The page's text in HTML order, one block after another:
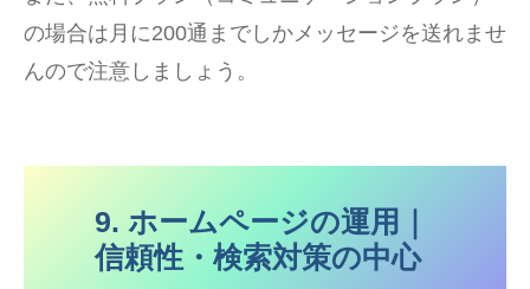
の場合は月に200通までしかメッセージを送れませ
んので注意しましょう。
9. ホームページの運用｜
信頼性・検索対策の中心